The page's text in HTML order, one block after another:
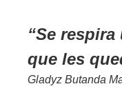
Se
que les
Gladyz Butanda